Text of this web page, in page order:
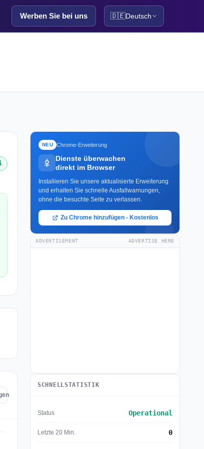
Werben Sie bei uns 🇩🇪Deutsch
NEU Chrome-Erweiterung
Dienste überwachen
direkt im Browser
Installieren Sie unsere aktualisierte Erweiterung
und erhalten Sie schnelle Ausfallwarnungen,
ohne die besuchte Seite zu verlassen.
Zu Chrome hinzufügen - Kostenlos
ADVERTISEMENT ADVERTISE HERE
SCHNELLSTATISTIK
Status Operational
Letzte 20 Min. 0